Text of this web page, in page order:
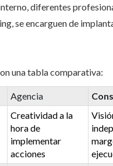
diferentes
se encarguen de
una tabla comparativa:
Agencia
Creatividad a la
hora de
implementar
acciones